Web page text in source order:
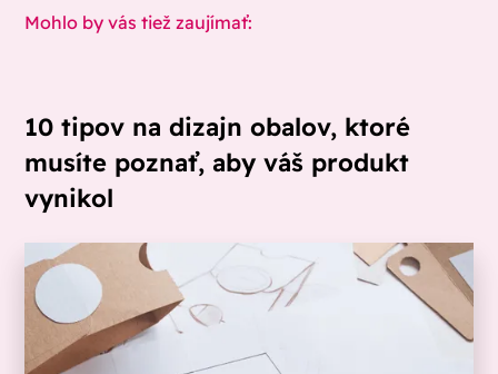
Mohlo by vás tiež zaujímať:
10 tipov na dizajn obalov, ktoré
musíte poznať, aby váš produkt
vynikol